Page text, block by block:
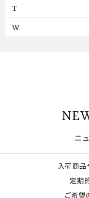
T
W
ニ
入荷商品
定期
ご希望